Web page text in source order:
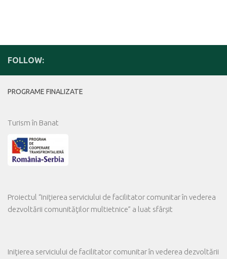
FOLLOW:
PROGRAME FINALIZATE
Turism în Banat
Proiectul “Iniţierea serviciului de facilitator comunitar în vederea
dezvoltării comunităţilor multietnice” a luat sfârșit
Iniţierea serviciului de facilitator comunitar în vederea dezvoltării